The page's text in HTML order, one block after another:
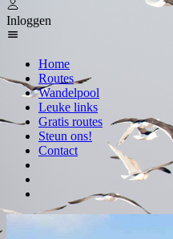
Inloggen
Home
Routes
Wandelpool
Leuke links
Gratis routes
Steun ons!
Contact